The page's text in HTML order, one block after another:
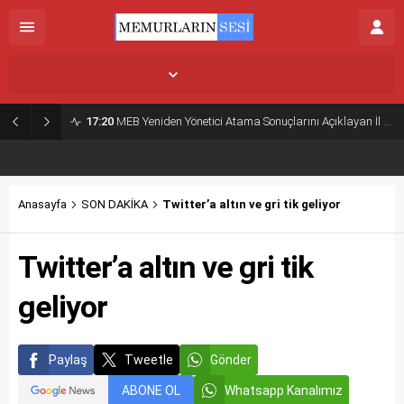
17:20 MEB Yeniden Yönetici Atama Sonuçlarını Açıklayan İl MEM’ler Listesi
Anasayfa SON DAKİKA Twitter’a altın ve gri tik geliyor
Twitter’a altın ve gri tik
geliyor
Paylaş Tweetle Gönder
ABONE OL Whatsapp Kanalımız